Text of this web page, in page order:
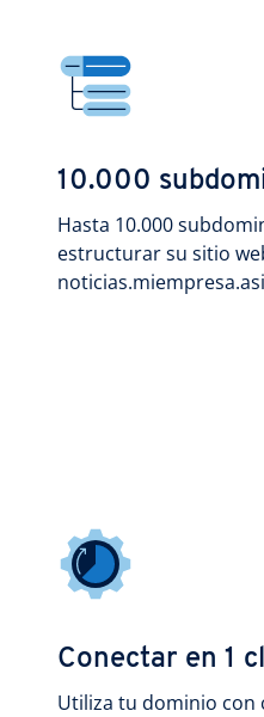
10.000
Hasta 10.000
estructurar su sitio
Conectar en 1
Utiliza tu dominio